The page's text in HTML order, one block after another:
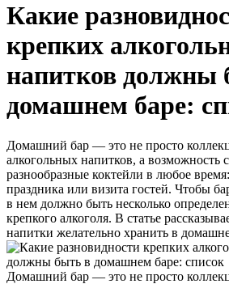
Какие
крепких
напитков должны
домашнем баре:
Домашний бар — это не просто
алкогольных напитков, а возможность
разнообразные коктейли в любое
праздника или визита гостей. Чтобы
в нем должно быть несколько
крепкого алкоголя. В статье
напитки желательно хранить в
Домашний бар — это не просто